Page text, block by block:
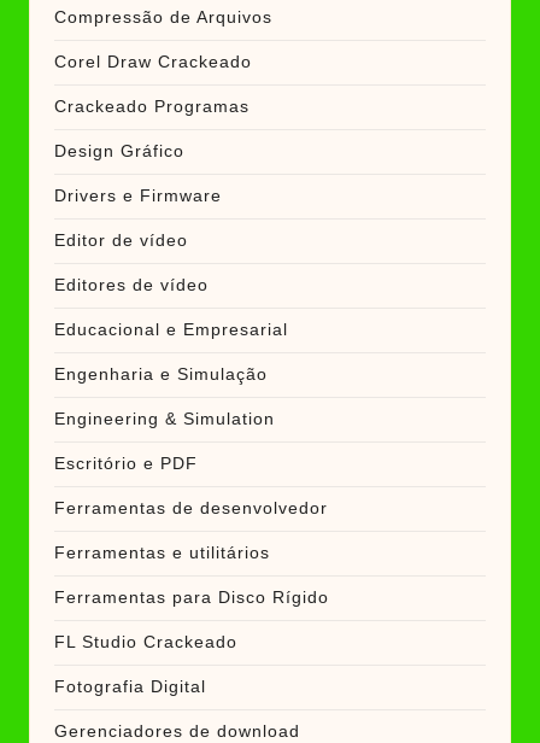
Compressão de Arquivos
Corel Draw Crackeado
Crackeado Programas
Design Gráfico
Drivers e Firmware
Editor de vídeo
Editores de vídeo
Educacional e Empresarial
Engenharia e Simulação
Engineering & Simulation
Escritório e PDF
Ferramentas de desenvolvedor
Ferramentas e utilitários
Ferramentas para Disco Rígido
FL Studio Crackeado
Fotografia Digital
Gerenciadores de download